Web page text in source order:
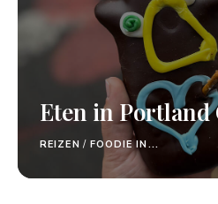
Eten in Portland
REIZEN / FOODIE IN...